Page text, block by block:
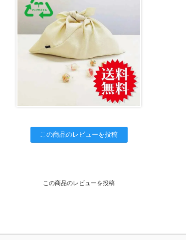
この商品のレビューを投稿
この商品のレビューを投稿